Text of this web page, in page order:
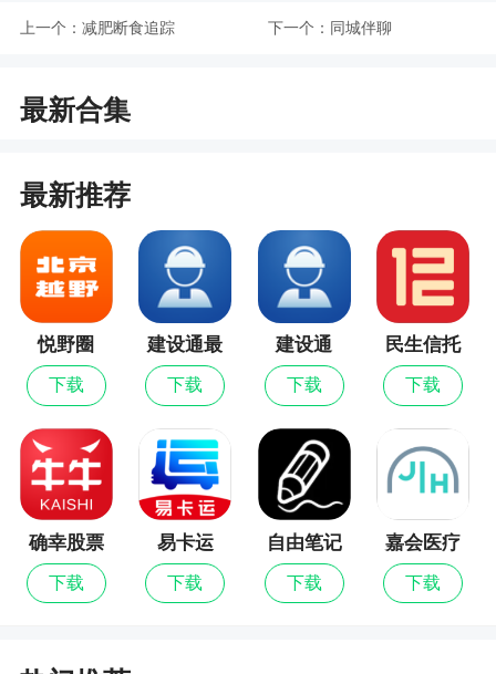
2、是能够整合了医药、养生等多领域的资源，
1.修复已知问题，优化用户体验
上一个： 减肥断食追踪 下一个： 同城伴聊
最新合集
最新推荐
悦野圈
下载
建设通最
新版
下载
建设通
下载
民生信托
下载
确幸股票
下载
易卡运
下载
自由笔记
下载
嘉会医疗
下载